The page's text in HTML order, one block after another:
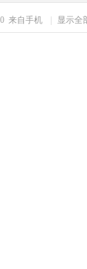
来自手机 显示全